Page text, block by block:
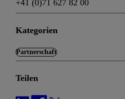
+41 (0)71 627 82 00
Kategorien
Partnerschaft
Teilen